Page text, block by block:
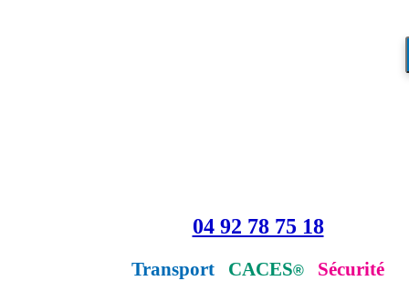
04 92 78 75 18
Transport CACES® Sécurité